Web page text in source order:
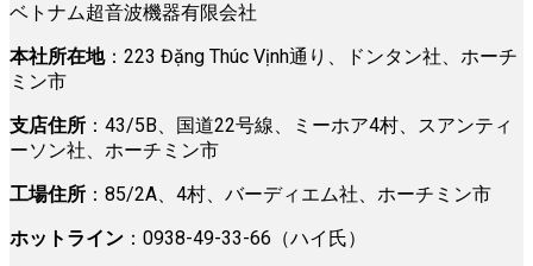
ベトナム超音波機器有限会社
本社所在地：223 Đặng Thúc Vịnh通り、ドンタン社、ホーチ
ミン市
支店住所 ：43/5B、国道22号線、ミーホア4村、スアンティ
ーソン社、ホーチミン市
工場住所 ：85/2A、4村、バーディエム社、ホーチミン市
ホットライン ：0938-49-33-66（ハイ氏）